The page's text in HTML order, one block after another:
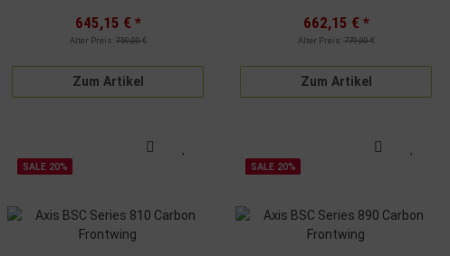
645,15 € *
Alter Preis: 759,00 €
Zum Artikel
662,15 € *
Alter Preis: 779,00 €
Zum Artikel
SALE 20% SALE 20%